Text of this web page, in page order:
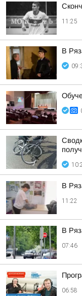
11:25
В
В
11:22
В
07:46
06:58